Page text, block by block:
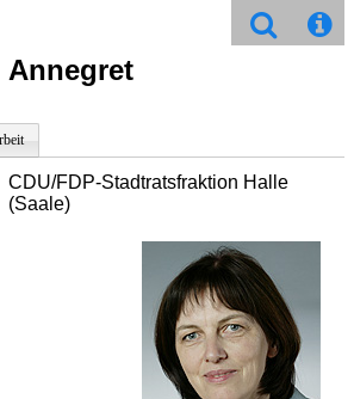
Annegret
CDU/FDP-Stadtratsfraktion Halle
(Saale)